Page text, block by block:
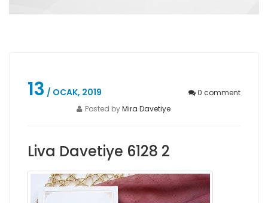
13 / OCAK, 2019 0 comment
Posted byMira Davetiye
Liva Davetiye 6128 2